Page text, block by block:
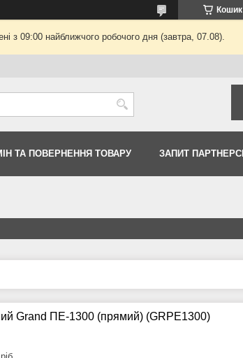
Кошик
з 09:00 найближчого робочого дня (завтра, 07.08).
ТА ПОВЕРНЕННЯ ТОВАРУ ЗАПИТ
Grand ПЕ-1300 (прямий) (GRPE1300)